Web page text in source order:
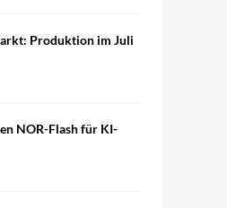
Produktion im Juli
NOR-Flash für KI-